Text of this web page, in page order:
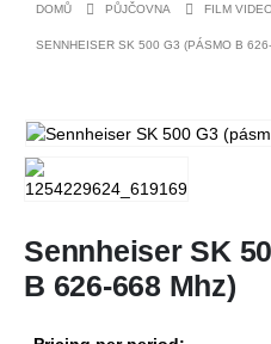
DOMŮ PŮJČOVNA FILM
SENNHEISER SK 500 G3 (PÁSMO B
Sennheiser SK
B 626-668 Mhz)